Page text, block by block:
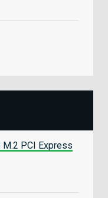
M.2 PCI Express